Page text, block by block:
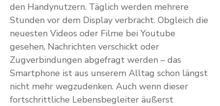
den Handynutzern. Täglich werden mehrere
Stunden vor dem Display verbracht. Obgleich die
neuesten Videos oder Filme bei Youtube
gesehen, Nachrichten verschickt oder
Zugverbindungen abgefragt werden – das
Smartphone ist aus unserem Alltag schon längst
nicht mehr wegzudenken. Auch wenn dieser
fortschrittliche Lebensbegleiter äußerst